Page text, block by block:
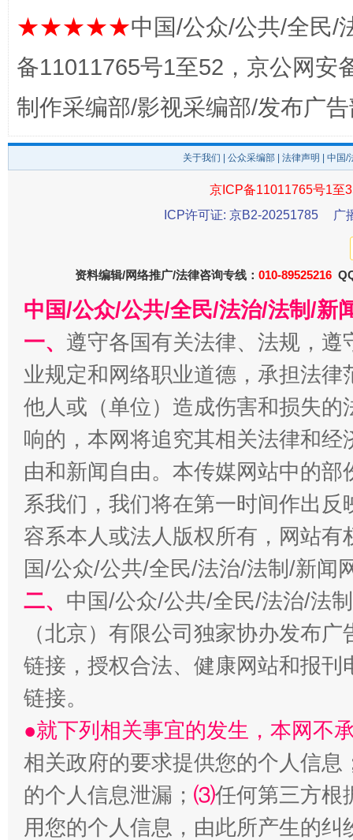
东山县通报“牛蛙产品抗生素超标问题” 法
千年窑火 生生不息 一
揭开“小金库”的免责幌子
受贿1.44亿！段成刚被判无期 从幼
★★★★★中国/公众/公共/全民/
备11011765号1至52，京公网安
制作采编部/影视采编部/发布广
关于我们 公众采编部 法律声明 | 中国
京ICP备11011765号1至
ICP许可证: 京B2-20251785
广
资料编辑/网络推广/法律咨询专线： 010-89525216
中国/公众/公共/全民/法治/法制/新
一、 遵守各国有关法律、法规，
业规定和网络职业道德，承担法
他人或（单位）造成伤害和损失
响的，本网将追究其相关法律和
由和新闻自由。本传媒网站中的
系我们，我们将在第一时间作出
容系本人或法人版权所有，网站
国/公众/公共/全民/法治/法制/新闻
二、 中国/公众/公共/全民/法治/法
（北京）有限公司独家协办发布
链接，授权合法、健康网站和报
链接。
●就下列相关事宜的发生，本网不
相关政府的要求提供您的个人信息
的个人信息泄漏； ⑶任何第三方根
用您的个人信息，由此所产生的纠